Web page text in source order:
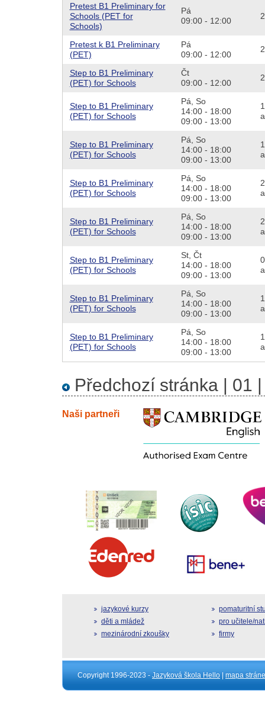
Pretest B1 Preliminary for
Schools (PET for
Schools)
Pá
09:00 - 12:00
Pretest k B1 Preliminary
(PET)
Pá
09:00 - 12:00
Step to B1 Preliminary
(PET) for Schools
Čt
09:00 - 12:00
Step to B1 Preliminary
(PET) for Schools
Pá, So
14:00 - 18:00
09:00 - 13:00
Step to B1 Preliminary
(PET) for Schools
Pá, So
14:00 - 18:00
09:00 - 13:00
Step to B1 Preliminary
(PET) for Schools
Pá, So
14:00 - 18:00
09:00 - 13:00
Step to B1 Preliminary
(PET) for Schools
Pá, So
14:00 - 18:00
09:00 - 13:00
Step to B1 Preliminary
(PET) for Schools
St, Čt
14:00 - 18:00
09:00 - 13:00
Step to B1 Preliminary
(PET) for Schools
Pá, So
14:00 - 18:00
09:00 - 13:00
Step to B1 Preliminary
(PET) for Schools
Pá, So
14:00 - 18:00
09:00 - 13:00
Předchozí stránka 01
Naši partneři
jazykové kurzy
děti a mládež
mezinárodní zkoušky
pomaturitní
pro učitele/
firmy
Copyright 1996-2023 - Jazyková škola Hello | mapa